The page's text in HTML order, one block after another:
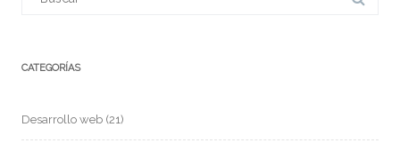
CATEGORÍAS
Desarrollo web (21)